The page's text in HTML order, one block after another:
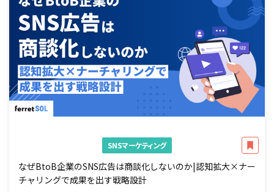
SNSマーケティング
なぜBtoB企業のSNS広告は商談化しないのか|認知拡大×ナー
チャリングで成果を出す戦略設計